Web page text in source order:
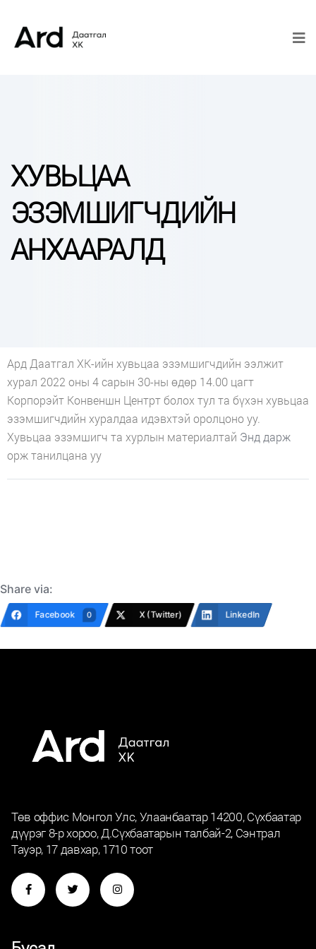
ХУВЬЦАА
ЭЗЭМШИГЧДИЙН
АНХААРАЛД
Ард Даатгал ХК-ийн хувьцаа эзэмшигчдийн ээлжит
хурал 2022 оны 4 сарын 30-ны өдөр 14.00 цагт
Корпорэйт Конвеншн Центрт болох тул та бүхэн хувьцаа
эзэмшигчдийн хуралдаа идэвхтэй оролцоно уу.
Хувьцаа эзэмшигч та хурлын материалтай Энд дарж
орж танилцана уу
Share via:
Facebook 0 X (Twitter) LinkedIn
Төв оффис Монгол Улс, Улаанбаатар 14200, Сүхбаатар
дүүрэг 8-р хороо, Д.Сүхбаатарын талбай-2, Сэнтрал
Тауэр, 17 давхар, 1710 тоот